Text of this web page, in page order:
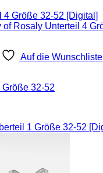
Auf die Wunschliste
32-52